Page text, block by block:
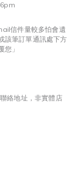
信件量較多怕會遺
該筆訂單通訊處下方
」
絡地址，非實體店